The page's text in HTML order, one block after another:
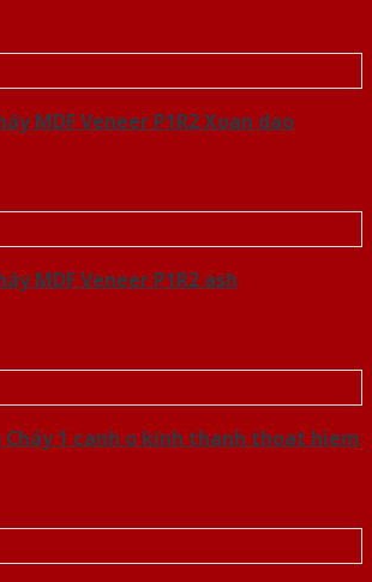
MDF Veneer P1R2 Xoan dao
MDF Veneer P1R2 ash
Cháy 1 canh o kinh thanh thoat hiem